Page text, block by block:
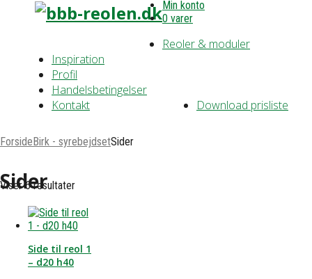
Min konto
0 varer
Reoler & moduler
Inspiration
Profil
Handelsbetingelser
Download prisliste
Kontakt
ForsideBirk - syrebejdsetSider
Sider
Viser 6 resultater
Side til reol 1
– d20 h40